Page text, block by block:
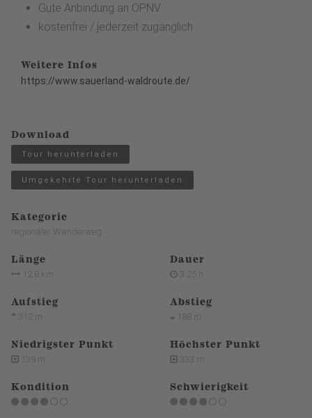
Gute Anbindung an ÖPNV
kostenfrei / jederzeit zugänglich
Weitere Infos
https://www.sauerland-waldroute.de/
Download
Tour herunterladen
Umgekehrte Tour herunterladen
Kategorie
regionaler Wanderweg
Länge
12.8 km
Dauer
3:25 h
Aufstieg
312 m
Abstieg
188 m
Niedrigster Punkt
139 m
Höchster Punkt
333 m
Kondition Schwierigkeit